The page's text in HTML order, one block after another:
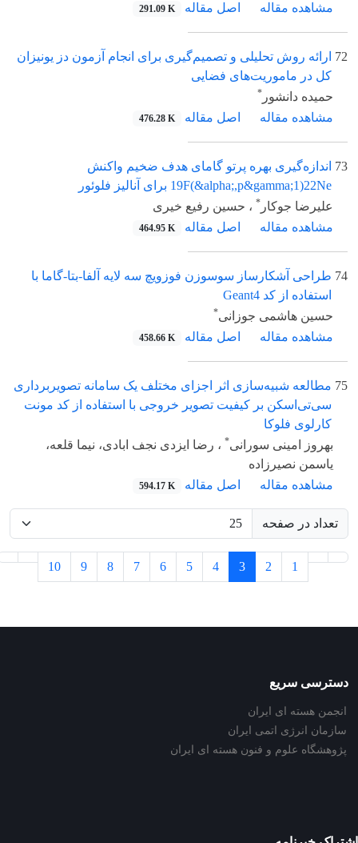
مشاهده مقاله
اصل مقاله 291.09 K
72 ارائه روش تحلیلی و تصمیم‌گیری برای انجام آزمون دز یونیزان
کل در ماموریت‌های فضایی
حمیده دانشور *
مشاهده مقاله اصل مقاله 476.28 K
73 اندازه‌گیری بهره پرتو گامای هدف ضخیم واکنش
19F(&alpha;,p&gamma;1)22Ne برای آنالیز فلوئور
علیرضا جوکار * ، حسین رفیع خیری
مشاهده مقاله
اصل مقاله 464.95 K
74 طراحی آشکارساز سوسوزن فوزویچ سه لایه آلفا-بتا-گاما با
استفاده از کد Geant4
حسین هاشمی جوزانی*
مشاهده مقاله اصل مقاله 458.66 K
75 مطالعه شبیه‌سازی اثر اجزای مختلف یک سامانه تصویربرداری
سی‌تی‌اسکن بر کیفیت تصویر خروجی با استفاده از کد مونت
کارلوی فلوکا
بهروز امینی سورانی* ، رضا ایزدی نجف ابادی، نیما قلعه،
یاسمن نصیرزاده
مشاهده مقاله
اصل مقاله 594.17 K
تعداد در صفحه
1
2
3
4
5
6
7
8
9
10
دسترسی سریع
انجمن هسته ای ایران
سازمان انرژی اتمی ایران
پژوهشگاه علوم و فنون هسته ای ایران